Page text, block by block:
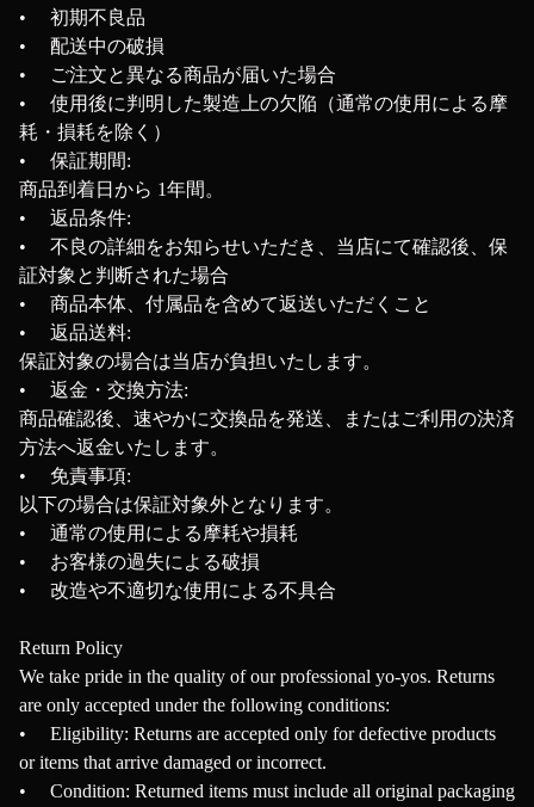
• 初期不良品
• 配送中の破損
• ご注文と異なる商品が届いた場合
• 使用後に判明した製造上の欠陥（通常の使用による摩
耗・損耗を除く）
• 保証期間:
商品到着日から 1年間。
• 返品条件:
• 不良の詳細をお知らせいただき、当店にて確認後、保
証対象と判断された場合
• 商品本体、付属品を含めて返送いただくこと
• 返品送料:
保証対象の場合は当店が負担いたします。
• 返金・交換方法:
商品確認後、速やかに交換品を発送、またはご利用の決済
方法へ返金いたします。
• 免責事項:
以下の場合は保証対象外となります。
• 通常の使用による摩耗や損耗
• お客様の過失による破損
• 改造や不適切な使用による不具合
Return Policy
We take pride in the quality of our professional yo-yos. Returns
are only accepted under the following conditions:
• Eligibility: Returns are accepted only for defective products
or items that arrive damaged or incorrect.
• Condition: Returned items must include all original packaging